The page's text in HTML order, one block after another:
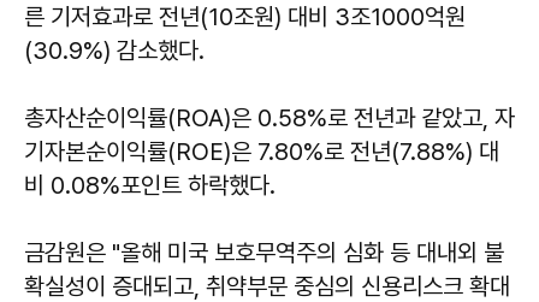
른 기저효과로 전년(10조원) 대비 3조1000억원
(30.9%) 감소했다.
총자산순이익률(ROA)은 0.58%로 전년과 같았고, 자
기자본순이익률(ROE)은 7.80%로 전년(7.88%) 대
비 0.08%포인트 하락했다.
금감원은 "올해 미국 보호무역주의 심화 등 대내외 불
확실성이 증대되고, 취약부문 중심의 신용리스크 확대